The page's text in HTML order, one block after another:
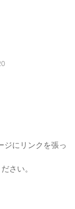
ジにリンクを張っ
さい。